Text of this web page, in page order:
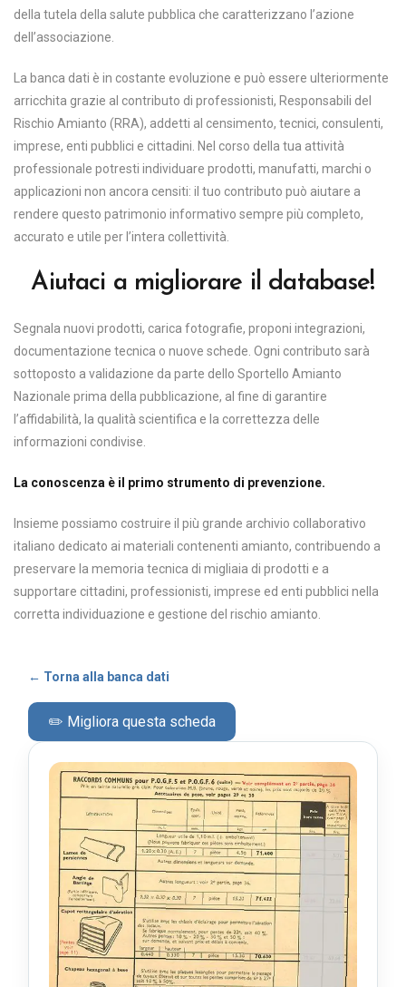
della tutela della salute pubblica che caratterizzano l’azione
dell’associazione.
La banca dati è in costante evoluzione e può essere ulteriormente
arricchita grazie al contributo di professionisti, Responsabili del
Rischio Amianto (RRA), addetti al censimento, tecnici, consulenti,
imprese, enti pubblici e cittadini. Nel corso della tua attività
professionale potresti individuare prodotti, manufatti, marchi o
applicazioni non ancora censiti: il tuo contributo può aiutare a
rendere questo patrimonio informativo sempre più completo,
accurato e utile per l’intera collettività.
Aiutaci a migliorare il database!
Segnala nuovi prodotti, carica fotografie, proponi integrazioni,
documentazione tecnica o nuove schede. Ogni contributo sarà
sottoposto a validazione da parte dello Sportello Amianto
Nazionale prima della pubblicazione, al fine di garantire
l’affidabilità, la qualità scientifica e la correttezza delle
informazioni condivise.
La conoscenza è il primo strumento di prevenzione.
Insieme possiamo costruire il più grande archivio collaborativo
italiano dedicato ai materiali contenenti amianto, contribuendo a
preservare la memoria tecnica di migliaia di prodotti e a
supportare cittadini, professionisti, imprese ed enti pubblici nella
corretta individuazione e gestione del rischio amianto.
← Torna alla banca dati
✏️ Migliora questa scheda